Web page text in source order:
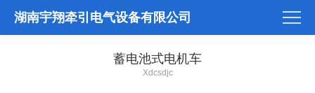
湖南宇翔牵引电气设备有限公司
蓄电池式电机车
Xdcsdjc